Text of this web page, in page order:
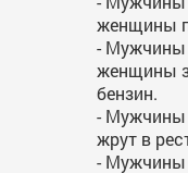
женщины
- Мужчины
женщины
бензин.
- Мужчины
жрут в
- Мужчины